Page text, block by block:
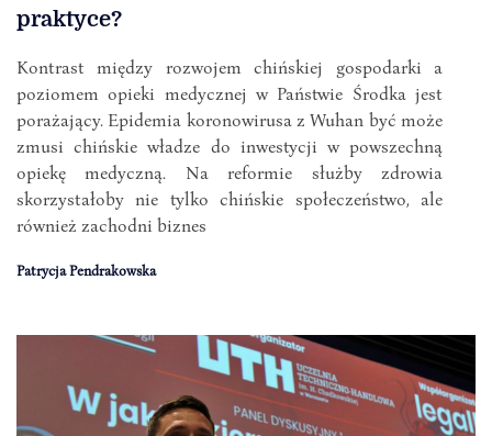
praktyce?
Kontrast między rozwojem chińskiej gospodarki a
poziomem opieki medycznej w Państwie Środka jest
porażający. Epidemia koronowirusa z Wuhan być może
zmusi chińskie władze do inwestycji w powszechną
opiekę medyczną. Na reformie służby zdrowia
skorzystałoby nie tylko chińskie społeczeństwo, ale
również zachodni biznes
Patrycja Pendrakowska